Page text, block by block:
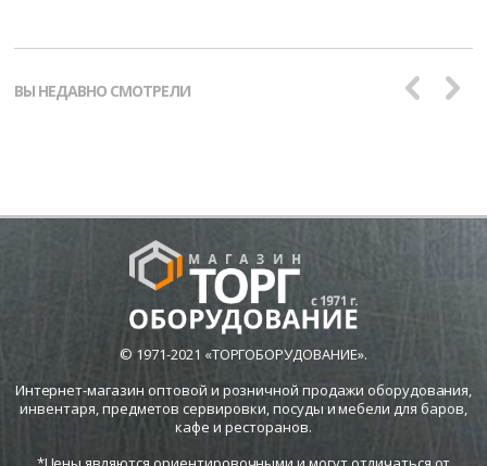
ВЫ НЕДАВНО СМОТРЕЛИ
© 1971-2021 «ТОРГОБОРУДОВАНИЕ».
Интернет-магазин оптовой и розничной продажи оборудования,
инвентаря, предметов сервировки, посуды и мебели для баров,
кафе и ресторанов.